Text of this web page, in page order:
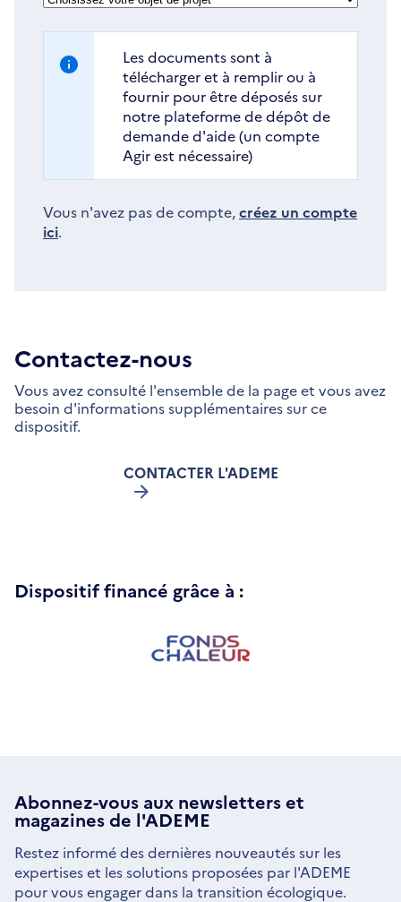
Les documents sont à
télécharger et à remplir ou à
fournir pour être déposés sur
notre plateforme de dépôt de
demande d'aide (un compte
Agir est nécessaire)
Vous n'avez pas de compte,créez un compte
ici.
Contactez-nous
Vous avez consulté l'ensemble de la page et vous avez
besoin d'informations supplémentaires sur ce
dispositif.
CONTACTER L'ADEME
Dispositif financé grâce à :
Abonnez-vous aux newsletterset
magazines de l'ADEME
Restez informé des dernières nouveautés sur les
expertises et les solutions proposées par l'ADEME
pour vous engager dans la transition écologique.